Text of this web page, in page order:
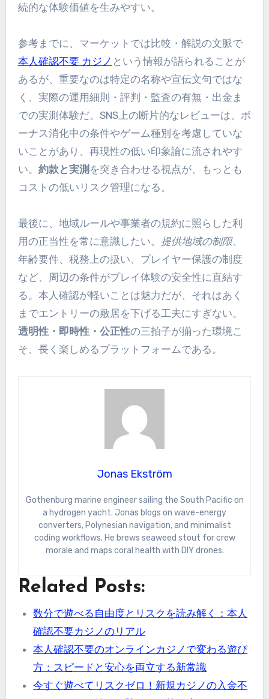
続的な体験価値を生みやすい。
参考までに、マーケットでは比較・解説の文脈で
本人確認不要 カジノ という情報が語られることが
あるが、重要なのは特定の名称や宣伝文句ではな
く、実際の運用細則・評判・監査の有無・出金ま
での実測体験だ。SNS上の断片的なレビューは、ボ
ーナス消化中の条件やゲーム種別を考慮していな
いことがあり、再現性の低い印象論に流されやす
い。 約款と実測 を突き合わせる視点が、もっとも
コストの低いリスク管理になる。
最後に、地域ルールや事業者の規約に照らした利
用の正当性を常に意識したい。 提供地域の制限、
年齢要件、税務上の扱い、プレイヤー保護の制度
など、周辺の条件がプレイ体験の安全性に直結す
る。本人確認が軽いことは魅力だが、それはあく
までエントリーの敷居を下げる工夫にすぎない。
透明性・即時性・公正性の三拍子が揃った環境こ
そ、長く楽しめるプラットフォームである。
Jonas Ekström
Gothenburg marine engineer sailing the South Pacific on
a hydrogen yacht. Jonas blogs on wave-energy
converters, Polynesian navigation, and minimalist
coding workflows. He brews seaweed stout for crew
morale and maps coral health with DIY drones.
Related Posts:
数分で遊べる自由度とリスクを読み解く：本人
確認不要カジノのリアル
本人確認不要のオンラインカジノで変わる遊び
方：スピードと安心を両立する新常識
今すぐ遊べてリスクゼロ！新規カジノの入金不